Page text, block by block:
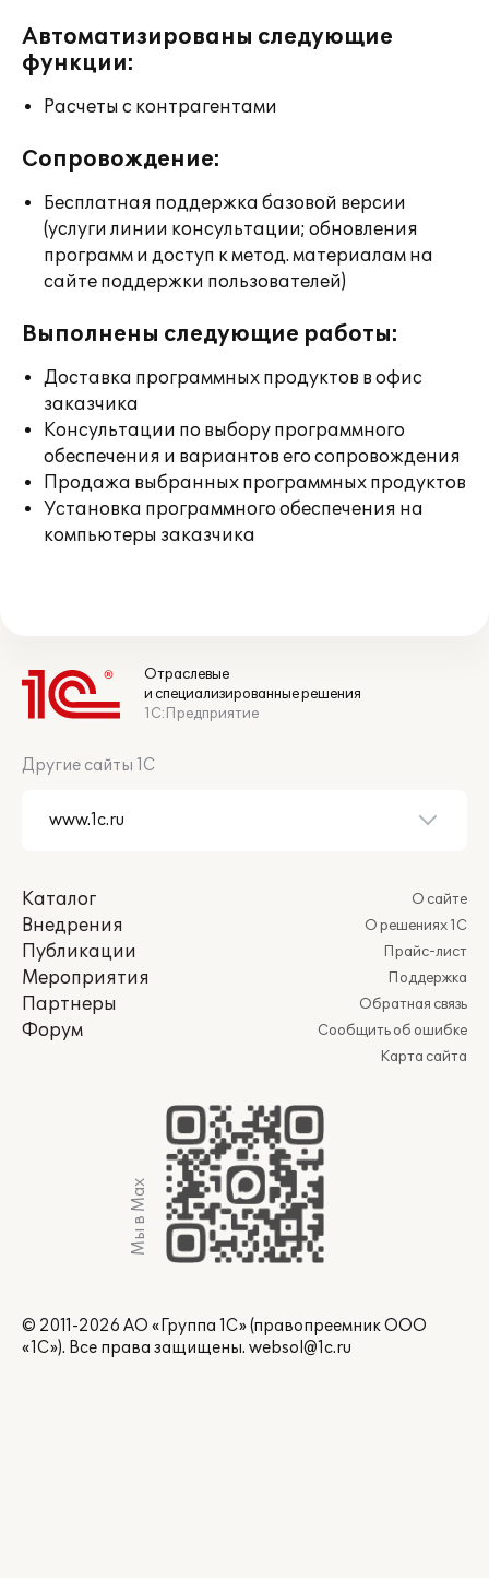
Автоматизированы следующие
функции:
Расчеты с контрагентами
Сопровождение:
Бесплатная поддержка базовой версии
(услуги линии консультации; обновления
программ и доступ к метод. материалам на
сайте поддержки пользователей)
Выполнены следующие работы:
Доставка программных продуктов в офис
заказчика
Консультации по выбору программного
обеспечения и вариантов его сопровождения
Продажа выбранных программных продуктов
Установка программного обеспечения на
компьютеры заказчика
Отраслевые
и специализированные решения
1С:Предприятие
Другие сайты 1С
Каталог
Внедрения
Публикации
Мероприятия
Партнеры
Форум
О сайте
О решениях 1С
Прайс-лист
Поддержка
Обратная связь
Сообщить об ошибке
Карта сайта
Мы в Max
© 2011-2026 АО «Группа 1С» (правопреемник ООО
«1С»). Все права защищены. websol@1c.ru